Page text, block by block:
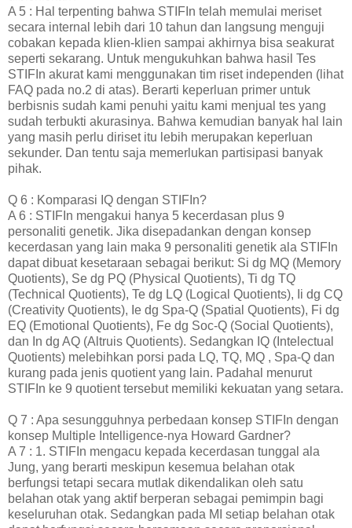
A 5 : Hal terpenting bahwa STIFIn telah memulai meriset
secara internal lebih dari 10 tahun dan langsung menguji
cobakan kepada klien-klien sampai akhirnya bisa seakurat
seperti sekarang. Untuk mengukuhkan bahwa hasil Tes
STIFIn akurat kami menggunakan tim riset independen (lihat
FAQ pada no.2 di atas). Berarti keperluan primer untuk
berbisnis sudah kami penuhi yaitu kami menjual tes yang
sudah terbukti akurasinya. Bahwa kemudian banyak hal lain
yang masih perlu diriset itu lebih merupakan keperluan
sekunder. Dan tentu saja memerlukan partisipasi banyak
pihak.
Q 6 : Komparasi IQ dengan STIFIn?
A 6 : STIFIn mengakui hanya 5 kecerdasan plus 9
personaliti genetik. Jika disepadankan dengan konsep
kecerdasan yang lain maka 9 personaliti genetik ala STIFIn
dapat dibuat kesetaraan sebagai berikut: Si dg MQ (Memory
Quotients), Se dg PQ (Physical Quotients), Ti dg TQ
(Technical Quotients), Te dg LQ (Logical Quotients), Ii dg CQ
(Creativity Quotients), Ie dg Spa-Q (Spatial Quotients), Fi dg
EQ (Emotional Quotients), Fe dg Soc-Q (Social Quotients),
dan In dg AQ (Altruis Quotients). Sedangkan IQ (Intelectual
Quotients) melebihkan porsi pada LQ, TQ, MQ , Spa-Q dan
kurang pada jenis quotient yang lain. Padahal menurut
STIFIn ke 9 quotient tersebut memiliki kekuatan yang setara.
Q 7 : Apa sesungguhnya perbedaan konsep STIFIn dengan
konsep Multiple Intelligence-nya Howard Gardner?
A 7 : 1. STIFIn mengacu kepada kecerdasan tunggal ala
Jung, yang berarti meskipun kesemua belahan otak
berfungsi tetapi secara mutlak dikendalikan oleh satu
belahan otak yang aktif berperan sebagai pemimpin bagi
keseluruhan otak. Sedangkan pada MI setiap belahan otak